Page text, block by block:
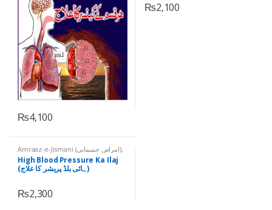
₨4,100
₨2,100
Amraaz-e-Jismani (امراض جسمانی),
High Blood Pressure (ہائی بلڈ
پریشر) ,Tayyar Ruhani Ilaj (تیار روحانی
علاج)
High Blood Pressure Ka Ilaj
(ہائی بلڈ پریشر کا علاج)
₨2,300